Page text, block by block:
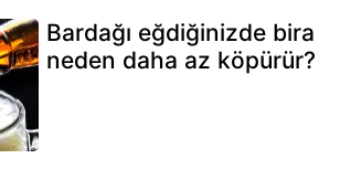
Bardağı eğdiğinizde bira
neden daha az köpürür?